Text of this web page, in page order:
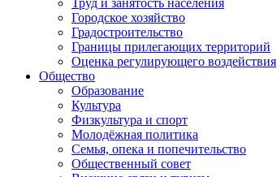
Труд и занятость населения
Городское хозяйство
Градостроительство
Границы прилегающих территорий
Оценка регулирующего воздействия
Общество
Образование
Культура
Физкультура и спорт
Молодёжная политика
Семья, опека и попечительство
Общественный совет